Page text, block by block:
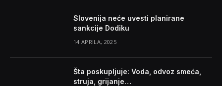
Slovenija neće uvesti planirane
sankcije Dodiku
14 APRILA, 2025
Šta poskupljuje: Voda, odvoz smeća,
struja, grijanje…